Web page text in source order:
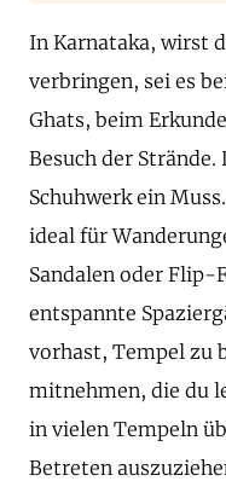
In Karnataka, wirst
verbringen, sei es
Ghats, beim
Besuch der Strände.
Schuhwerk ein
ideal für
Sandalen oder Flip-
entspannte
vorhast, Tempel zu
mitnehmen, die du
in vielen Tempeln
Betreten